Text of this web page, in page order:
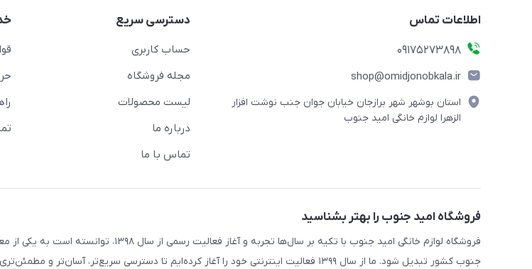
اطلاعات تماس
09175273898
shop@omidjonobkala.ir
استان بوشهر شهر برازجان خیابان جوان جنب نوشت افزار
الزهرا لوازم خانگی امید جنوب
دسترسی سریع
حساب کاربری
مجله فروشگاه
لیست محصولات
درباره ما
تماس با ما
فروشگاه امید جنوب را بهتر بشناسید
فروشگاه لوازم خانگی امید جنوب با تکیه بر سال‌ها تجربه و آغاز
جنوب کشور تبدیل شود. ما از سال ۱۳۹۹ فعالیت اینترنتی خود را آغاز کرده‌ایم تا دسترسی سریع‌تر،